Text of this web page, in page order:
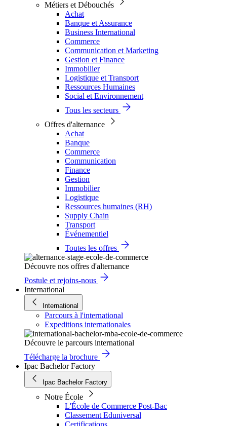
Métiers et Débouchés
Achat
Banque et Assurance
Business International
Commerce
Communication et Marketing
Gestion et Finance
Immobilier
Logistique et Transport
Ressources Humaines
Social et Environnement
Tous les secteurs
Offres d'alternance
Achat
Banque
Commerce
Communication
Finance
Gestion
Immobilier
Logistique
Ressources humaines (RH)
Supply Chain
Transport
Événementiel
Toutes les offres
Découvre nos offres d'alternance
Postule et rejoins-nous
International
International
Parcours à l'international
Expeditions internationales
Découvre le parcours international
Télécharge la brochure
Ipac Bachelor Factory
Ipac Bachelor Factory
Notre École
L'École de Commerce Post-Bac
Classement Eduniversal
Certifications